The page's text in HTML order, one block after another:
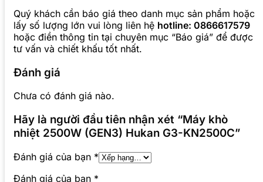
Quý khách cần báo giá theo danh mục sản phẩm hoặc
lấy số lượng lớn vui lòng liên hệ hotline: 0866617579
hoặc điền thông tin tại chuyên mục “Báo giá” để được
tư vấn và chiết khấu tốt nhất.
Đánh giá
Chưa có đánh giá nào.
Hãy là người đầu tiên nhận xét “Máy khò
nhiệt 2500W (GEN3) Hukan G3-KN2500C”
Đánh giá của bạn *
Đánh giá của bạn *